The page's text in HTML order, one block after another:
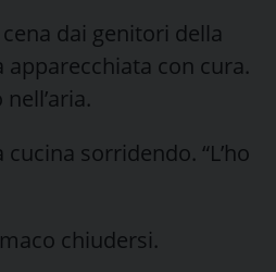
dai genitori della
apparecchiata con cura.
sorridendo. “L’ho
chiudersi.